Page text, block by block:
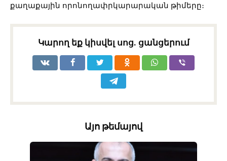
քաղաքային որոնողափրկարարական թիմերը։
Կարող եք կիսվել սոց․ ցանցերում
Այո թեմայով